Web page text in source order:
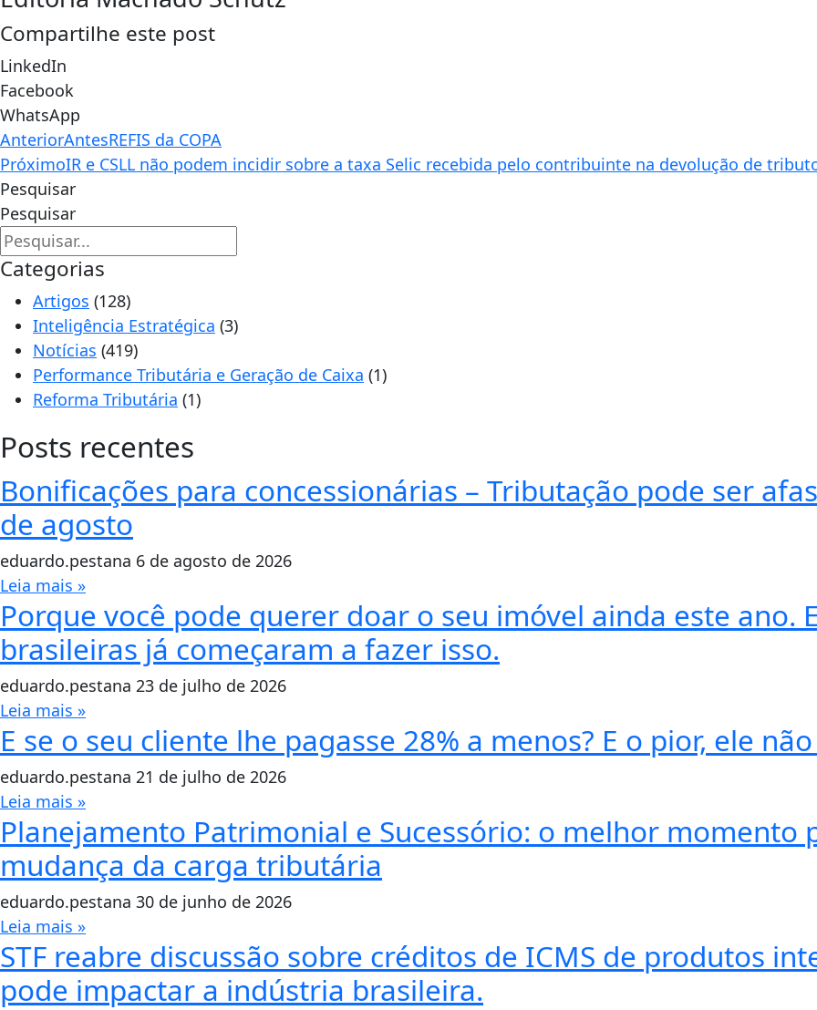
Compartilhe este post
LinkedIn
Facebook
WhatsApp
AnteriorAntesREFIS da COPA
PróximoIR e CSLL não podem incidir sobre a taxa Selic recebida pelo contribuinte na devolução de
Pesquisar
Pesquisar
Categorias
Artigos (128)
Inteligência Estratégica (3)
Notícias (419)
Performance Tributária e Geração de Caixa (1)
Reforma Tributária (1)
Posts recentes
Bonificações para concessionárias – Tributação pode ser
de agosto
eduardo.pestana 6 de agosto de 2026
Leia mais »
Porque você pode querer doar o seu imóvel ainda este ano.
brasileiras já começaram a fazer isso.
eduardo.pestana 23 de julho de 2026
Leia mais »
E se o seu cliente lhe pagasse 28% a menos? E o pior, ele
eduardo.pestana 21 de julho de 2026
Leia mais »
Planejamento Patrimonial e Sucessório: o melhor momento
mudança da carga tributária
eduardo.pestana 30 de junho de 2026
Leia mais »
STF reabre discussão sobre créditos de ICMS de produtos
pode impactar a indústria brasileira.